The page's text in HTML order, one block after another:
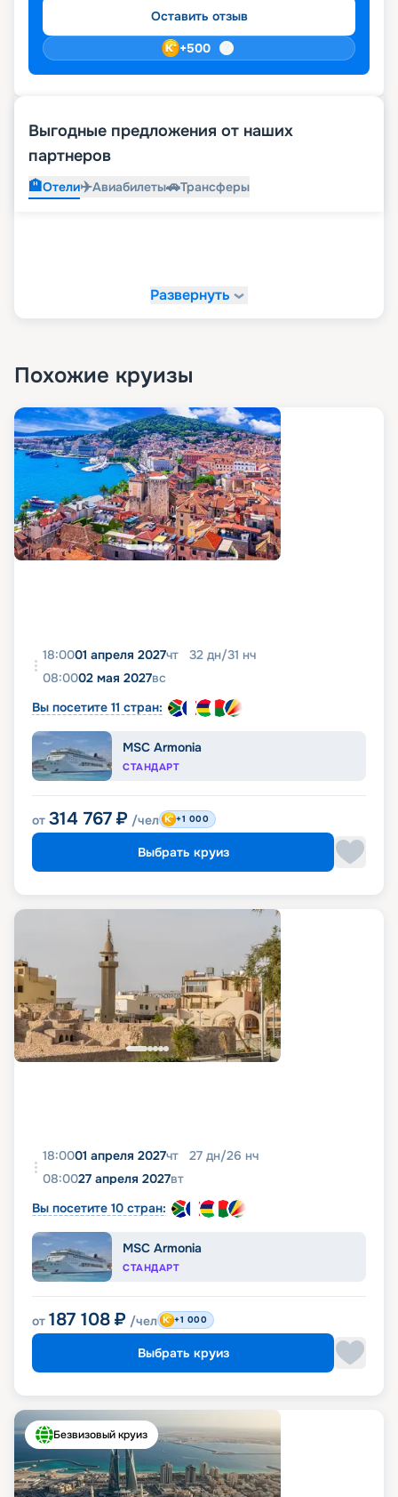
Оставить отзыв
+500
Выгодные предложения от наших
партнеров
🏨Отели✈️Авиабилеты🚗Трансферы
Развернуть
Похожие круизы
18:0001 апреля 2027чт 32 дн/31 нч
08:0002 мая 2027вс
Вы посетите 11 стран:
MSC Armonia
СТАНДАРТ
от 314 767 ₽ /чел +1 000
Выбрать круиз
18:0001 апреля 2027чт 27 дн/26 нч
08:0027 апреля 2027вт
Вы посетите 10 стран:
MSC Armonia
СТАНДАРТ
от 187 108 ₽ /чел +1 000
Выбрать круиз
Безвизовый круиз